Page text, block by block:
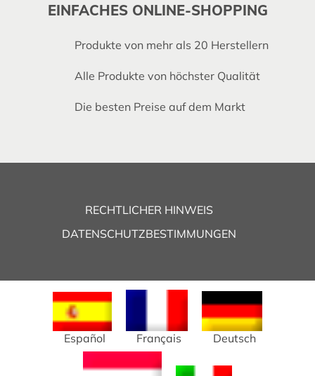
EINFACHES ONLINE-SHOPPING
Produkte von mehr als 20 Herstellern
Alle Produkte von höchster Qualität
Die besten Preise auf dem Markt
RECHTLICHER HINWEIS
DATENSCHUTZBESTIMMUNGEN
Español Français Deutsch